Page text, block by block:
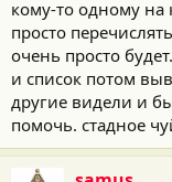
кому-то одному на
просто
очень просто будет.
и список потом
другие видели и
помочь. стадное